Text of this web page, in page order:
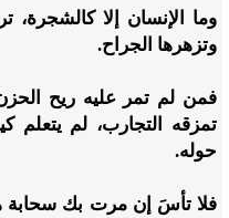
وما الإنسان إلا كالشجرة،
وتزهرها الجراح.
فمن لم تمر عليه ريح
تمزقه التجارب، لم
حوله.
فلا تأسَ إن مرت بك سحابة